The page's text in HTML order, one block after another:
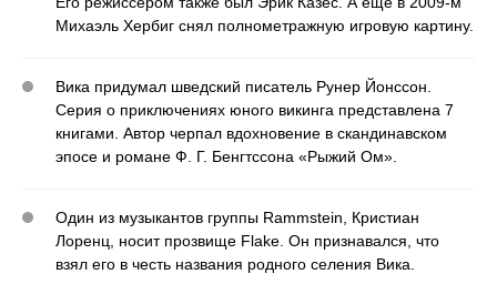
Михаэль Хербиг снял полнометражную игровую картину.
Вика придумал шведский писатель Рунер Йонссон.
Серия о приключениях юного викинга представлена 7
книгами. Автор черпал вдохновение в скандинавском
эпосе и романе Ф. Г. Бенгтссона «Рыжий Ом».
Один из музыкантов группы Rammstein, Кристиан
Лоренц, носит прозвище Flake. Он признавался, что
взял его в честь названия родного селения Вика.